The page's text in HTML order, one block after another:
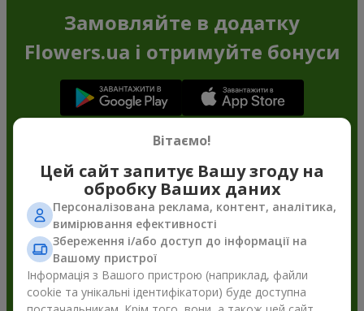
Замовляйте в додатку
Flowers.ua і отримуйте бонуси
Вітаємо!
Цей сайт запитує Вашу згоду на
обробку Ваших даних
Персоналізована реклама, контент, аналітика,
вимірювання ефективності
Збереження і/або доступ до інформації на
Вашому пристрої
Інформація з Вашого пристрою (наприклад, файли
cookie та унікальні ідентифікатори) буде доступна